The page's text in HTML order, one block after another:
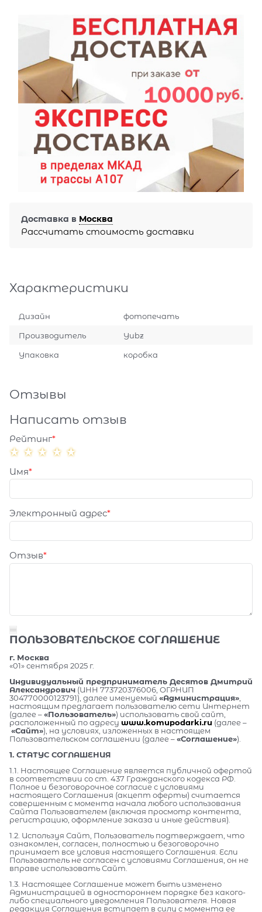
Доставка в Москва
Рассчитать стоимость доставки
Характеристики
Дизайн фотопечать
Производитель Yubz
Упаковка коробка
Отзывы
Написать отзыв
Рейтинг
Имя
Электронный адрес
Отзыв
ПОЛЬЗОВАТЕЛЬСКОЕ СОГЛАШЕНИЕ
г. Москва
«01» сентября 2025 г.
Индивидуальный предприниматель Десятов Дмитрий
Александрович (ИНН 773720376006, ОГРНИП
304770000123791), далее именуемый «Администрация»
настоящим предлагает пользователю сети Интернет
(далее –«Пользователь») использовать свой сайт,
расположенный по адресу www.komupodarki.ru (далее –
«Сайт»), на условиях, изложенных в настоящем
Пользовательском соглашении (далее –«Соглашение»).
1. СТАТУС СОГЛАШЕНИЯ
1.1. Настоящее Соглашение является публичной офертой
в соответствии со ст. 437 Гражданского кодекса РФ.
Полное и безоговорочное согласие с условиями
настоящего Соглашения (акцепт оферты) считается
совершенным с момента начала любого использования
Сайта Пользователем (включая просмотр контента,
регистрацию, оформление заказа и иные действия).
1.2. Используя Сайт, Пользователь подтверждает, что
ознакомлен, согласен, полностью и безоговорочно
принимает все условия настоящего Соглашения. Если
Пользователь не согласен с условиями Соглашения, он не
вправе использовать Сайт.
1.3. Настоящее Соглашение может быть изменено
Администрацией в одностороннем порядке без какого-
либо специального уведомления Пользователя. Новая
редакция Соглашения вступает в силу с момента ее